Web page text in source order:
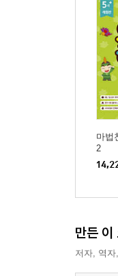
마법
2
만든 이
저자, 역